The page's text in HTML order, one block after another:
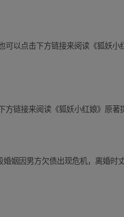
以点击下方链接来阅读《狐妖小
链接来阅读《狐妖小红娘》原著
姻因男方欠债出现危机，离婚时